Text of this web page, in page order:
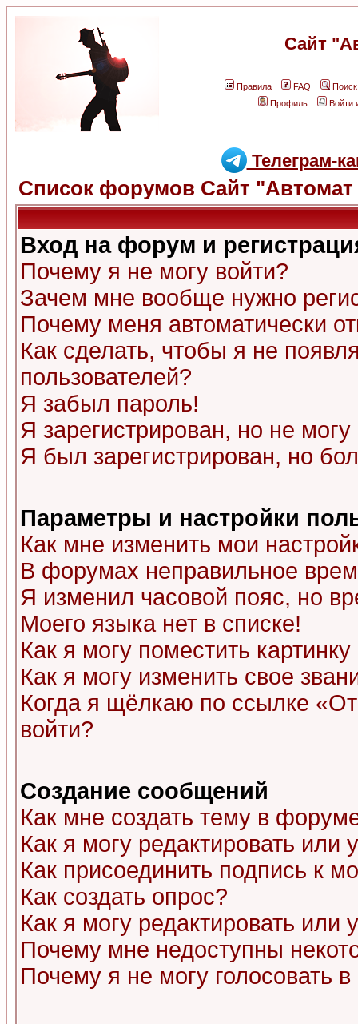
Сайт
Правила FAQ
Поиск
Профиль
Войти
Телеграм-
Список форумов Сайт "Автомат
Вход на форум и
Почему я не могу войти?
Зачем мне вообще нужно
Почему меня автоматически
Как сделать, чтобы я не
пользователей?
Я забыл пароль!
Я зарегистрирован, но не могу
Я был зарегистрирован, но
Параметры и настройки
Как мне изменить мои
В форумах неправильное
Я изменил часовой пояс, но
Моего языка нет в списке!
Как я могу поместить
Как я могу изменить свое
Когда я щёлкаю по ссылке
войти?
Создание сообщений
Как мне создать тему в
Как я могу редактировать или
Как присоединить подпись к
Как создать опрос?
Как я могу редактировать или
Почему мне недоступны
Почему я не могу голосовать